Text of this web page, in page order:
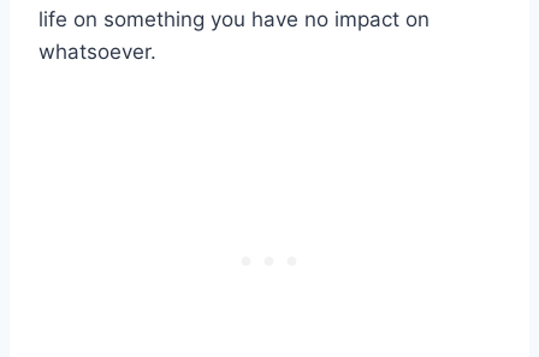
life on something you have no impact on
whatsoever.